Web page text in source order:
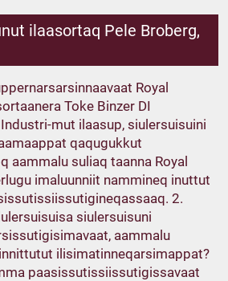
ilaasortaq Pele Broberg,
Royal
Toke Binzer DI
mut ilaasup, siulersuisuini
qaqugukkut
aammalu suliaq taanna Royal
imaluunniit nammineq inuttut
2.
siulersuisuni
aammalu
ilisimatinneqarsimappat?
paasissutissiissutigissavaat